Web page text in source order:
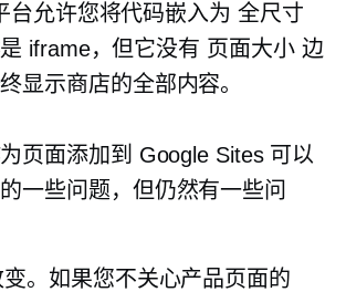
台允许您将代码嵌入为 全尺寸
iframe，但它没有 页面大小边
显示商店的全部内容。
页面添加到 Google Sites 可以
一些问题，但仍然有一些问
。如果您不关心产品页面的